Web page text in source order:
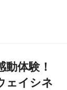
体験！
ェイシネ